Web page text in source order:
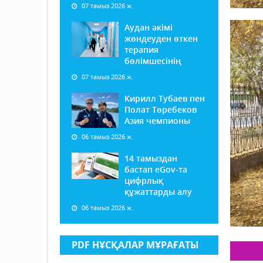
07 тамыз 2026 ж.
Аудан әкімі
жөндеуден өткен
терапия
бөлімшесінің
07 тамыз 2026 ж.
Кирилл Тубаев пен
Полат Төребеков
Азия чемпионы
06 тамыз 2026 ж.
14 тамыздан
бастап еGov-та
цифрлық
құжаттарды алу
06 тамыз 2026 ж.
PDF НҰСҚАЛАР МҰРАҒАТЫ